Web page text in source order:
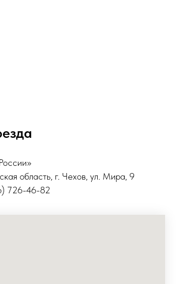
область, г. Чехов, ул. Мира, 9
726-46-82